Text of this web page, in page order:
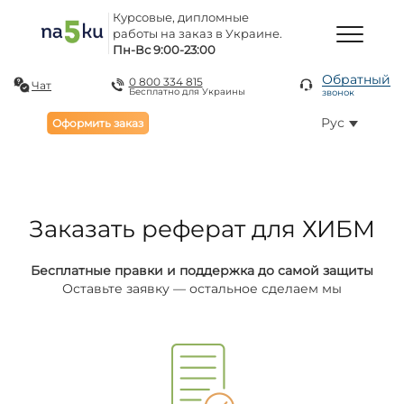
Курсовые, дипломные
работы на заказ в Украине.
Пн-Вс 9:00-23:00
Чат 0 800 334 815
Бесплатно для Украины
Обратный
звонок
Оформить заказ Рус
Заказать реферат для ХИБМ
Бесплатные правки и поддержка до самой защиты
Оставьте заявку — остальное сделаем мы